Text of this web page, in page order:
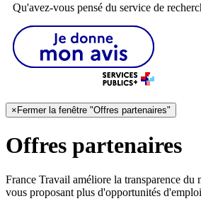
Qu'avez-vous pensé du service de
×Fermer la fenêtre "Offres partenaires"
Offres partenaires
France Travail améliore la transparence du
vous proposant plus d'opportunités